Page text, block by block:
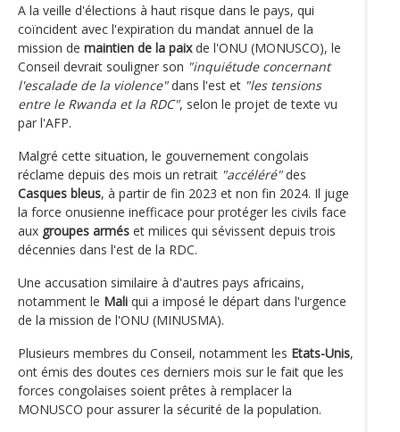
A la veille d'élections à haut risque dans le pays, qui
coïncident avec l'expiration du mandat annuel de la
mission de maintien de la paixde l'ONU (MONUSCO), le
Conseil devrait souligner son "inquiétude concernant
l'escalade de la violence"dans l'est et "les tensions
entre le Rwanda et la RDC", selon le projet de texte vu
par l'AFP.
Malgré cette situation, le gouvernement congolais
réclame depuis des mois un retrait "accéléré"des
Casques bleus, à partir de fin 2023 et non fin 2024. Il juge
la force onusienne inefficace pour protéger les civils face
aux groupes armés et milices qui sévissent depuis trois
décennies dans l'est de la RDC.
Une accusation similaire à d'autres pays africains,
notamment le Mali qui a imposé le départ dans l'urgence
de la mission de l'ONU (MINUSMA).
Plusieurs membres du Conseil, notamment les Etats-Unis,
ont émis des doutes ces derniers mois sur le fait que les
forces congolaises soient prêtes à remplacer la
MONUSCO pour assurer la sécurité de la population.